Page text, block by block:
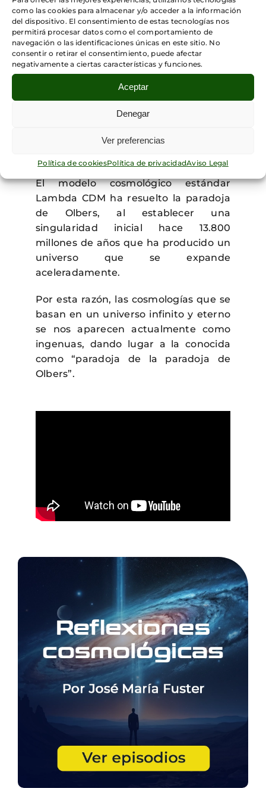
como las cookies para almacenar y/o acceder a la información
del dispositivo. El consentimiento de estas tecnologías nos
permitirá procesar datos como el comportamiento de
navegación o las identificaciones únicas en este sitio. No
consentir o retirar el consentimiento, puede afectar
negativamente a ciertas características y funciones.
Aceptar
Denegar
Ver preferencias
Política de cookiesPolítica de privacidadAviso Legal
que formarían múltiples centros de
atracción dispersos.
Sin embargo, además de ser inestable,
el modelo se enfrentó ya en el siglo XIX
con otros problemas, siendo el más
señaló la incompatibilidad de la
universo como el newtoniano debería
El modelo cosmológico estándar
Lambda CDM ha resuelto la paradoja
de Olbers, al establecer una
singularidad inicial hace 13.800
millones de años que ha producido un
universo que se expande
aceleradamente.
Por esta razón, las cosmologías que se
basan en un universo infinito y eterno
se nos aparecen actualmente como
ingenuas, dando lugar a la conocida
como “paradoja de la paradoja de
Olbers”.